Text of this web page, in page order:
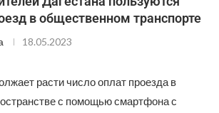
в общественном транспорте
18.05.2023
расти число оплат проезда в
с помощью смартфона с